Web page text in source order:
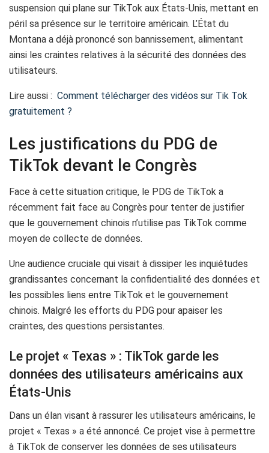
suspension qui plane sur TikTok aux États-Unis, mettant en
péril sa présence sur le territoire américain. L’État du
Montana a déjà prononcé son bannissement, alimentant
ainsi les craintes relatives à la sécurité des données des
utilisateurs.
Lire aussi : Comment télécharger des vidéos sur Tik Tok
gratuitement ?
Les justifications du PDG de
TikTok devant le Congrès
Face à cette situation critique, le PDG de TikTok a
récemment fait face au Congrès pour tenter de justifier
que le gouvernement chinois n’utilise pas TikTok comme
moyen de collecte de données.
Une audience cruciale qui visait à dissiper les inquiétudes
grandissantes concernant la confidentialité des données et
les possibles liens entre TikTok et le gouvernement
chinois. Malgré les efforts du PDG pour apaiser les
craintes, des questions persistantes.
Le projet « Texas » : TikTok garde les
données des utilisateurs américains aux
États-Unis
Dans un élan visant à rassurer les utilisateurs américains, le
projet « Texas » a été annoncé. Ce projet vise à permettre
à TikTok de conserver les données de ses utilisateurs